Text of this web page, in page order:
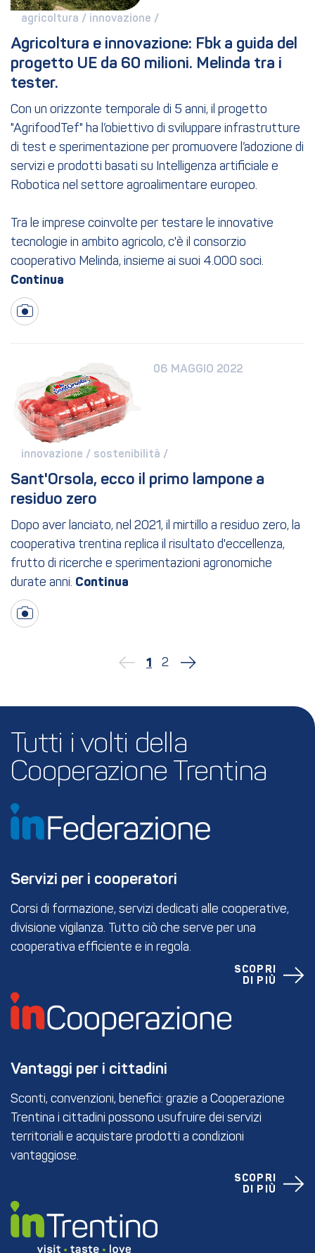
agricoltura / innovazione /
Agricoltura e innovazione: Fbk a guida del
progetto UE da 60 milioni. Melinda tra i
tester.
Con un orizzonte temporale di 5 anni, il progetto
"AgrifoodTef" ha l’obiettivo di sviluppare infrastrutture
di test e sperimentazione per promuovere l’adozione di
servizi e prodotti basati su Intelligenza artificiale e
Robotica nel settore agroalimentare europeo.
Tra le imprese coinvolte per testare le innovative
tecnologie in ambito agricolo, c'è il consorzio
cooperativo Melinda, insieme ai suoi 4.000 soci.
06 MAGGIO 2022
innovazione / sostenibilità /
Sant'Orsola, ecco il primo lampone a
residuo zero
Dopo aver lanciato, nel 2021, il mirtillo a residuo zero, la
cooperativa trentina replica il risultato d'eccellenza,
frutto di ricerche e sperimentazioni agronomiche
durate anni.
1 2
Tutti i volti della
Cooperazione Trentina
Servizi per i cooperatori
Corsi di formazione, servizi dedicati alle cooperative,
divisione vigilanza. Tutto ciò che serve per una
cooperativa efficiente e in regola.
SCOPRI
DI PIÙ
Vantaggi per i cittadini
Sconti, convenzioni, benefici: grazie a Cooperazione
Trentina i cittadini possono usufruire dei servizi
territoriali e acquistare prodotti a condizioni
vantaggiose.
SCOPRI
DI PIÙ